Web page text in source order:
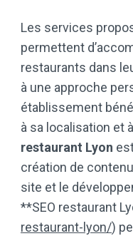
Les services
permettent
restaurants dans
à une approche
établissement
à sa localisation et
restaurant Lyon
création de
site et le
**SEO restaurant
restaurant-lyon/)